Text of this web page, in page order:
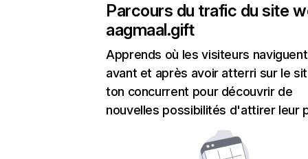
Parcours du trafic du site
aagmaal.gift
Apprends où les visiteurs naviguent
avant et après avoir atterri sur le
ton concurrent pour découvrir de
nouvelles possibilités d'attirer leur